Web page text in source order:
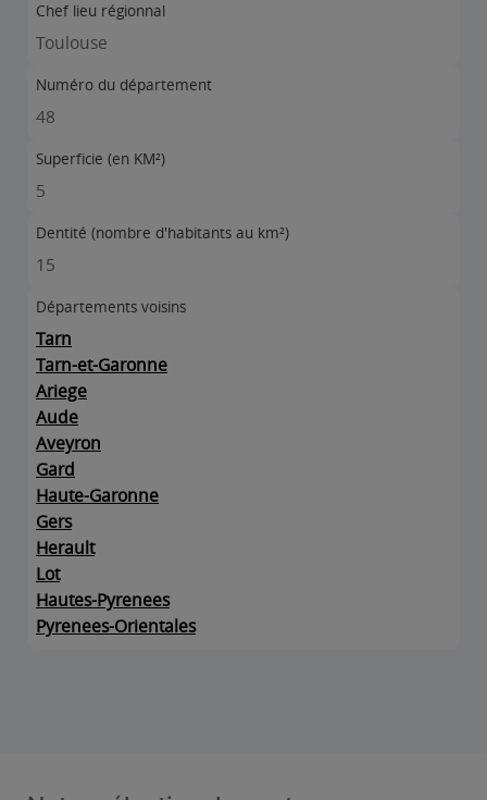
Chef lieu régionnal
Toulouse
Numéro du département
48
Superficie (en KM²)
5
Dentité (nombre d'habitants au km²)
15
Départements voisins
Tarn
Tarn-et-Garonne
Ariege
Aude
Aveyron
Gard
Haute-Garonne
Gers
Herault
Lot
Hautes-Pyrenees
Pyrenees-Orientales